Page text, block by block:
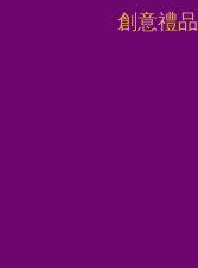
創意禮品